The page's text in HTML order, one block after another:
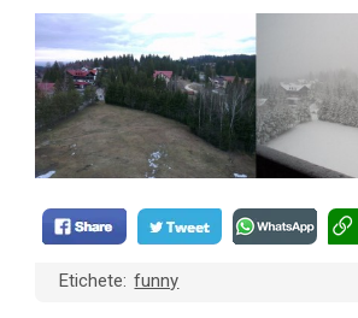
Etichete: funny